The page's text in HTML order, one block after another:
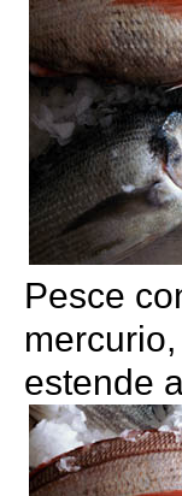
Pesce
estende